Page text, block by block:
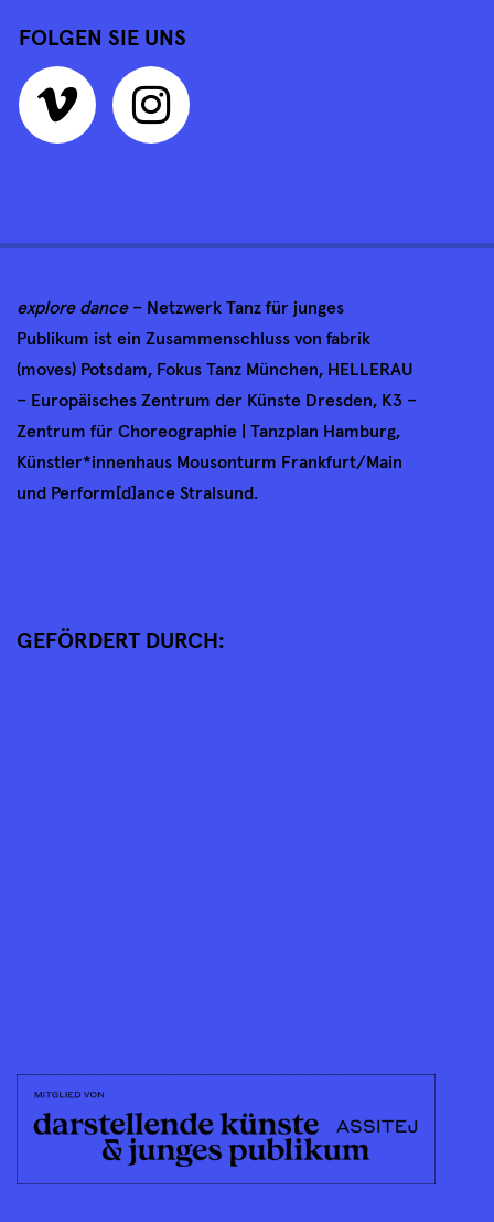
FOLGEN SIE UNS
explore dance – Netzwerk Tanz für junges
Publikum ist ein Zusammenschluss von fabrik
(moves) Potsdam, Fokus Tanz München, HELLERAU
– Europäisches Zentrum der Künste Dresden, K3 –
Zentrum für Choreographie | Tanzplan Hamburg,
Künstler*innenhaus Mousonturm Frankfurt/Main
und Perform[d]ance Stralsund.
GEFÖRDERT DURCH: